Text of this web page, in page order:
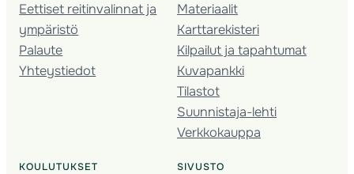
Eettiset reitinvalinnat ja
ympäristö
Palaute
Yhteystiedot
Materiaalit
Karttarekisteri
Kilpailut ja tapahtumat
Kuvapankki
Tilastot
Suunnistaja-lehti
Verkkokauppa
KOULUTUKSET SIVUSTO